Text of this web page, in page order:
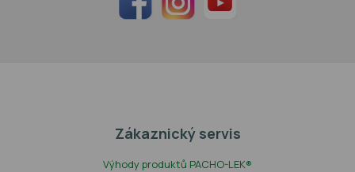
Zákaznický servis
Výhody produktů PACHO-LEK®